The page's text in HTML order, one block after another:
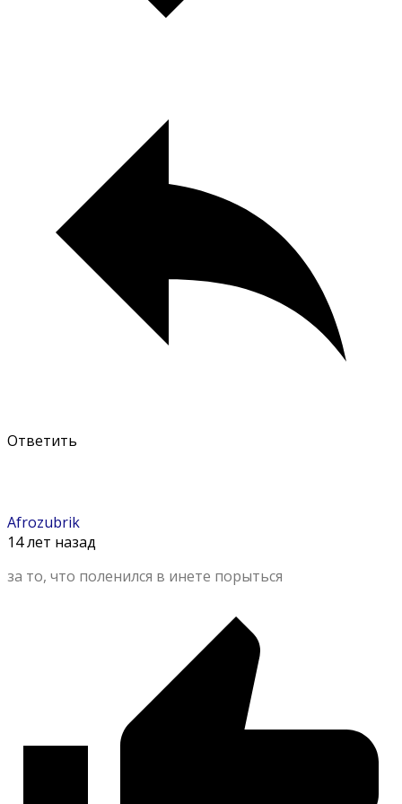
Ответить
Afrozubrik
14 лет назад
за то, что поленился в инете порыться